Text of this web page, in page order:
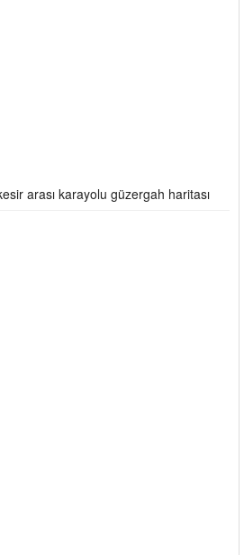
arası karayolu güzergah haritası